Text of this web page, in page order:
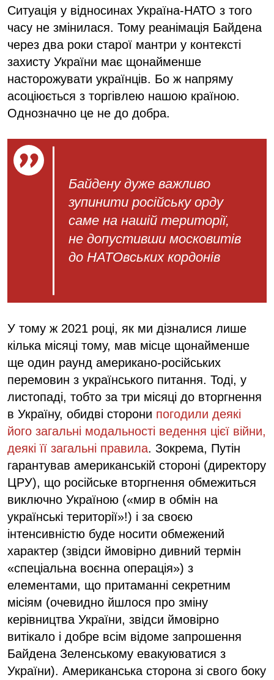
Ситуація у відносинах Україна-НАТО з того
часу не змінилася. Тому реанімація Байдена
через два роки старої мантри у контексті
захисту України має щонайменше
насторожувати українців. Бо ж напряму
асоціюється з торгівлею нашою країною.
Однозначно це не до добра.
Байдену дуже важливо
зупинити російську орду
саме на нашій території,
не допустивши московитів
до НАТОвських кордонів
У тому ж 2021 році, як ми дізналися лише
кілька місяці тому, мав місце щонайменше
ще один раунд американо-російських
перемовин з українського питання. Тоді, у
листопаді, тобто за три місяці до вторгнення
в Україну, обидві сторони погодили деякі
його загальні модальності ведення цієї війни,
деякі її загальні правила. Зокрема, Путін
гарантував американській стороні (директору
ЦРУ), що російське вторгнення обмежиться
виключно Україною («мир в обмін на
українські території»!) і за своєю
інтенсивністю буде носити обмежений
характер (звідси ймовірно дивний термін
«спеціальна воєнна операція») з
елементами, що притаманні секретним
місіям (очевидно йшлося про зміну
керівництва України, звідси ймовірно
витікало і добре всім відоме запрошення
Байдена Зеленському евакуюватися з
України). Американська сторона зі свого боку